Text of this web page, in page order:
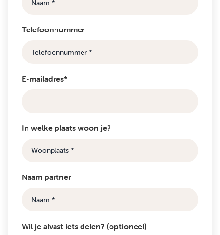
Telefoonnummer
E-mailadres*
In welke plaats woon je?
Naam partner
Wil je alvast iets delen? (optioneel)